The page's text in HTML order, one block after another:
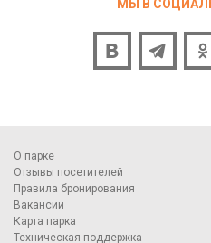
МЫ В
О парке
Отзывы посетителей
Правила бронирования
Вакансии
Карта парка
Техническая поддержка